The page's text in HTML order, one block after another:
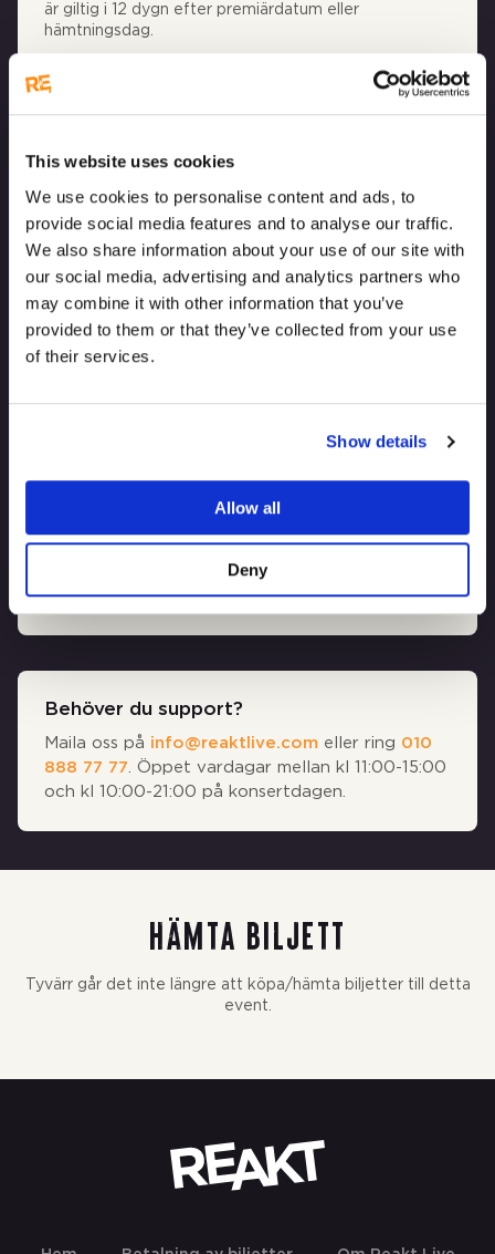
This website uses cookies
We use cookies to personalise content and ads, to
provide social media features and to analyse our traffic.
We also share information about your use of our site with
our social media, advertising and analytics partners who
may combine it with other information that you’ve
provided to them or that they’ve collected from your use
of their services.
Show details
Allow all
Deny
är giltig i 12 dygn efter premiärdatum eller
hämtningsdag.
Låt Darin komma hem till ditt vardagsrum!
hittills. Vi får höra alla hans stora hits som ”En säng av
många fler. Vi kommer dessutom ännu närmare Darin i
en väldigt personlig intervju där han släpper oss in på
livet och delar med sig av sina tankar och känslor. Det
här är troligen sista visningen så passa nu på och
upplev en mysig konsertkväll med Darin och hans
band hemma hos dig!
Läs mer
Fri hämtning av biljett, bidra efter
Bestäm pris själv! Bidra direkt, under eller efter
Behöver du support?
Maila oss på info@reaktlive.com eller ring 010
888 77 77 . Öppet vardagar mellan kl 11:00-15:00
och kl 10:00-21:00 på konsertdagen.
Hämta biljett
Tyvärr går det inte längre att köpa/hämta biljetter till detta
event.